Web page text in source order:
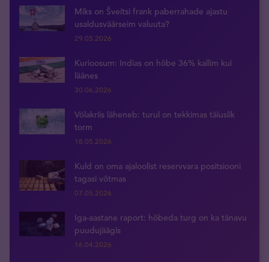
Miks on Šveitsi frank paberrahade ajastu
usaldusväärseim valuuta?
29.05.2026
Kurioosum: Indias on hõbe 36% kallim kui
läänes
30.06.2026
Võlakriis läheneb: turul on tekkimas täiuslik
torm
18.05.2026
Kuld on oma ajaloolist reservvara positsiooni
tagasi võtmas
07.05.2026
Iga-aastane raport: hõbeda turg on ka tänavu
puudujäägis
16.04.2026